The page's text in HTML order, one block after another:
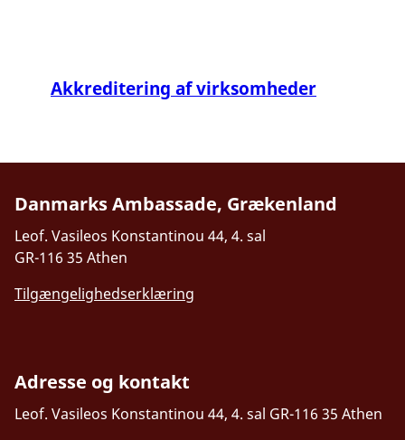
Akkreditering af virksomheder
Danmarks Ambassade, Grækenland
Leof. Vasileos Konstantinou 44, 4. sal
GR-116 35 Athen
Tilgængelighedserklæring
Adresse og kontakt
Leof. Vasileos Konstantinou 44, 4. sal GR-116 35 Athen